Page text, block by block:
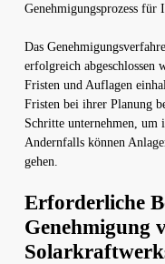
Genehmigungsprozess für
Das
erfolgreich abgeschlossen
Fristen und Auflagen
Fristen bei ihrer Planung
Schritte unternehmen, um
Andernfalls können
gehen.
Erforderliche
Genehmigung